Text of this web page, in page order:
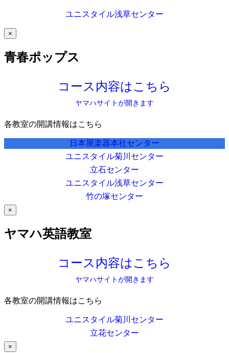
ユニスタイル浅草センター
×
青春ポップス
コース内容はこちら
ヤマハサイトが開きます
各教室の開講情報はこちら
日本屋楽器本社センター
ユニスタイル菊川センター
立石センター
ユニスタイル浅草センター
竹の塚センター
×
ヤマハ英語教室
コース内容はこちら
ヤマハサイトが開きます
各教室の開講情報はこちら
ユニスタイル菊川センター
立花センター
×